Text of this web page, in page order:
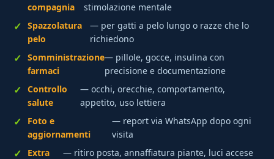
compagnia
stimolazione mentale
Spazzolatura
pelo
— per gatti a pelo lungo o razze che lo
richiedono
Somministrazione
farmaci
— pillole, gocce, insulina con
precisione e documentazione
Controllo
salute
— occhi, orecchie, comportamento,
appetito, uso lettiera
Foto e
aggiornamenti
— report via WhatsApp dopo ogni
visita
Extra
— ritiro posta, annaffiatura piante, luci accese